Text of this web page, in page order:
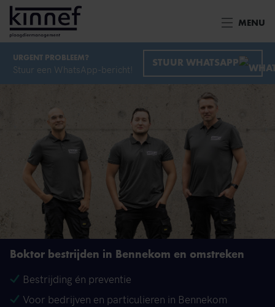
Ga naar inhoud
MENU
URGENT PROBLEEM?
Stuur een WhatsApp-bericht! STUUR WHATSAPP
Boktor bestrijden in Bennekom en omstreken
Bestrijding én preventie
Voor bedrijven en particulieren in Bennekom